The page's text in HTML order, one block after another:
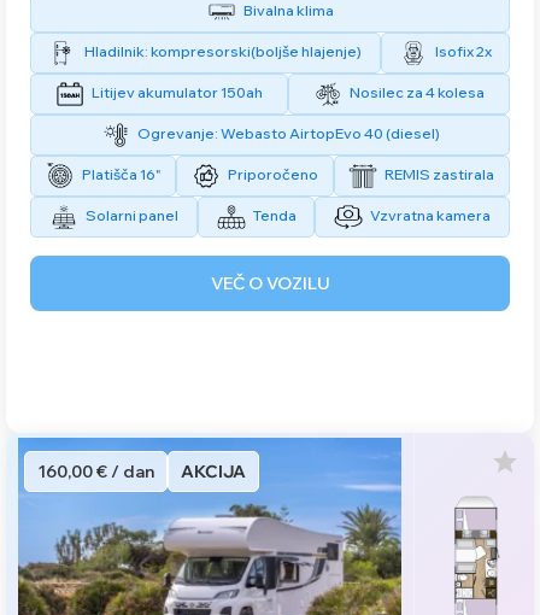
Bivalna klima
Hladilnik: kompresorski(boljše hlajenje) Isofix 2x
Litijev akumulator 150ah Nosilec za 4 kolesa
Ogrevanje: Webasto AirtopEvo 40 (diesel)
Platišča 16" Priporočeno REMIS zastirala
Solarni panel Tenda Vzvratna kamera
VEČ O VOZILU
160,00 € / dan AKCIJA